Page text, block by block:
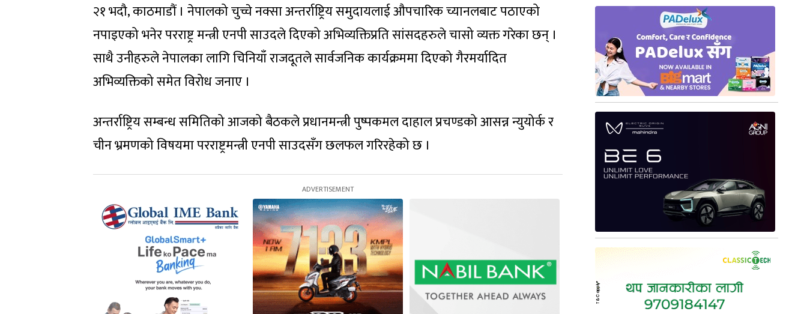
२१ भदौ, काठमाडौं । नेपालको चुच्चे नक्सा अन्तर्राष्ट्रिय समुदायलाई औपचारिक च्यानलबाट पठाएको
नपाइएको भनेर परराष्ट्र मन्त्री एनपी साउदले दिएको अभिव्यक्तिप्रति सांसदहरुले चासो व्यक्त गरेका छन् ।
साथै उनीहरुले नेपालका लागि चिनियाँ राजदूतले सार्वजनिक कार्यक्रममा दिएको गैरमर्यादित
अभिव्यक्तिको समेत विरोध जनाए ।
अन्तर्राष्ट्रिय सम्बन्ध समितिको आजको बैठकले प्रधानमन्त्री पुष्पकमल दाहाल प्रचण्डको आसन्न न्युयोर्क र
चीन भ्रमणको विषयमा परराष्ट्रमन्त्री एनपी साउदसँग छलफल गरिरहेको छ ।